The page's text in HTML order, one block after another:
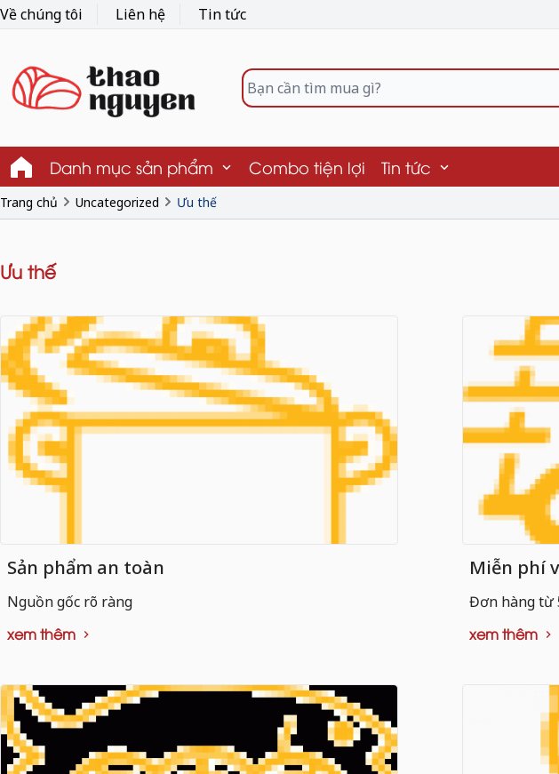
Về chúng tôi Liên hệ Tin tức
Danh mục sản phẩm Combo tiện lợi Tin tức
Trang chủ Uncategorized Ưu thế
Ưu thế
Sản phẩm an toàn
Nguồn gốc rõ ràng
xem thêm
Miễn phí
Đơn hàng từ
xem thêm